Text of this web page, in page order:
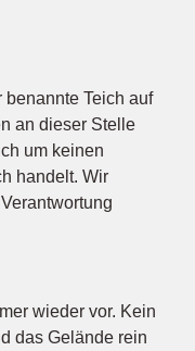
benannte Teich auf
an dieser Stelle
um keinen
handelt. Wir
wieder vor. Kein
das Gelände rein